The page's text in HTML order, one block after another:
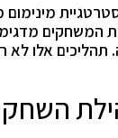
המשחקים
תהליכים אלו